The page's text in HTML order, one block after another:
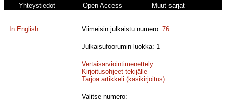
Yhteystiedot
Open Access Muut sarjat
In English Viimeisin julkaistu numero:76
Julkaisufoorumin luokka: 1
Vertaisarviointimenettely
Kirjoitusohjeet tekijälle
Tarjoa artikkeli (käsikirjoitus)
Valitse numero: